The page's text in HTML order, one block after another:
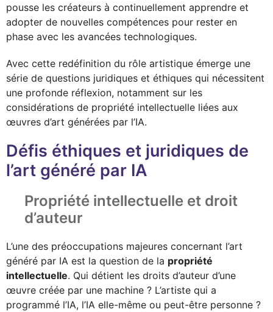
pousse les créateurs à continuellement apprendre et
adopter de nouvelles compétences pour rester en
phase avec les avancées technologiques.
Avec cette redéfinition du rôle artistique émerge une
série de questions juridiques et éthiques qui nécessitent
une profonde réflexion, notamment sur les
considérations de propriété intellectuelle liées aux
œuvres d’art générées par l’IA.
Défis éthiques et juridiques de
l’art généré par IA
Propriété intellectuelle et droit
d’auteur
L’une des préoccupations majeures concernant l’art
généré par IA est la question de la propriété
intellectuelle. Qui détient les droits d’auteur d’une
œuvre créée par une machine ? L’artiste qui a
programmé l’IA, l’IA elle-même ou peut-être personne ?